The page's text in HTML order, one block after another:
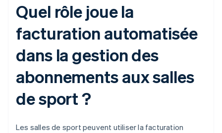
Quel rôle joue la
facturation automatisée
dans la gestion des
abonnements aux salles
de sport ?
Les salles de sport peuvent utiliser la facturation